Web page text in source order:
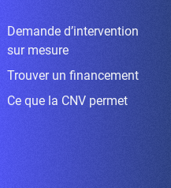
Demande d’intervention
sur mesure
Trouver un financement
Ce que la CNV permet